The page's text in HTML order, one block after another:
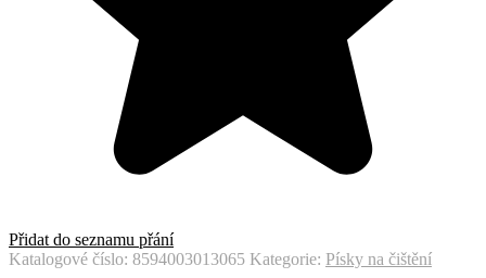
Přidat do seznamu přání
Katalogové číslo: 8594003013065 Kategorie: Písky na čištění